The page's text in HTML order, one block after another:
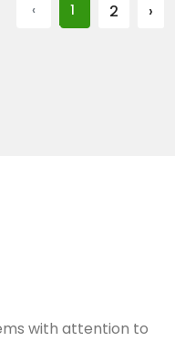
‹ 1 2 ›
with attention to